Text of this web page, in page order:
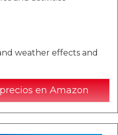
weather effects and
en Amazon